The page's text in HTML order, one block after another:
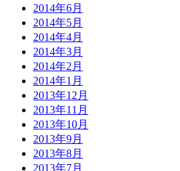
2014年6月
2014年5月
2014年4月
2014年3月
2014年2月
2014年1月
2013年12月
2013年11月
2013年10月
2013年9月
2013年8月
2013年7月